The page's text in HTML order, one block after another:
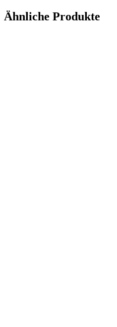
Ähnliche Produkte